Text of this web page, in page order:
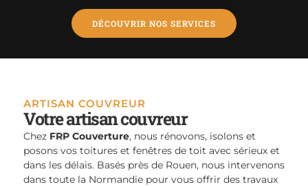
DÉCOUVRIR NOS SERVICES
ARTISAN COUVREUR
Votre artisan couvreur
Chez FRP Couverture, nous rénovons, isolons et
posons vos toitures et fenêtres de toit avec sérieux et
dans les délais. Basés près de Rouen, nous intervenons
dans toute la Normandie pour vous offrir des travaux